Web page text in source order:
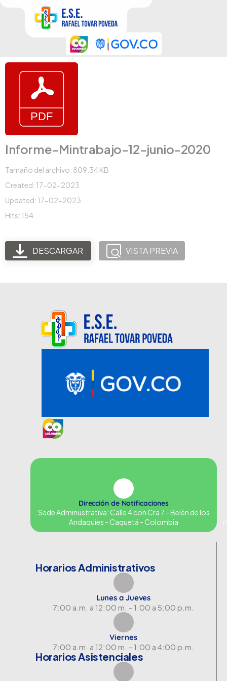
Informe-Mintrabajo-12-junio-2020
Tamaño del archivo: 809.34 KB
Created: 17-02-2023
Updated: 17-02-2023
Hits: 154
DESCARGAR VISTA PREVIA
Dirección de Notificaciones
Sede Adminustrativa: Calle 4 con Cra 7 - Belén de los
Andaquíes - Caquetá - Colombia
Horarios Administrativos
Lunes a Jueves
7:00 a.m. a 12:00 m. - 1:00 a 5:00 p.m.
Viernes
7:00 a.m. a 12:00 m. - 1:00 a 4:00 p.m.
Horarios Asistenciales